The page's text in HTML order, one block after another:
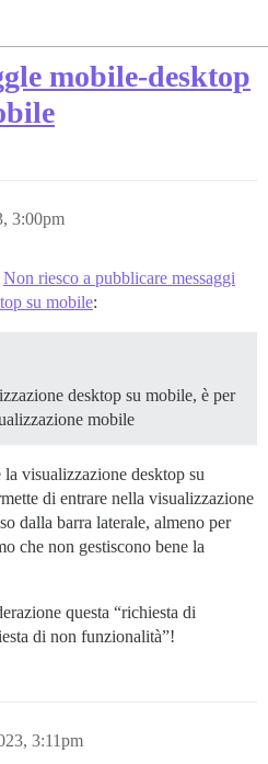
mobile-desktop
3:00pm
Non riesco a pubblicare messaggi
su mobile:
desktop su mobile, è per
mobile
visualizzazione desktop su
di entrare nella visualizzazione
dalla barra laterale, almeno per
che non gestiscono bene la
questa “richiesta di
di non funzionalità”!
3:11pm